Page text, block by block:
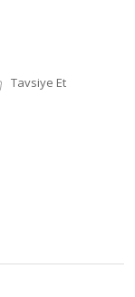
Tavsiye Et